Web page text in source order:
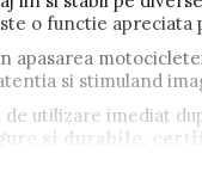
o functie
apasarea
si stimuland
de utilizare imediat
si durabile,